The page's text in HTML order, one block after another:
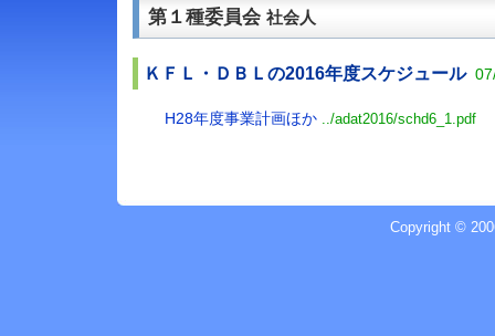
第１種委員会社会人
ＫＦＬ・ＤＢＬの2016年度スケジュール
H28年度事業計画ほか ../adat2016/schd6_1.pdf
Copyright ©